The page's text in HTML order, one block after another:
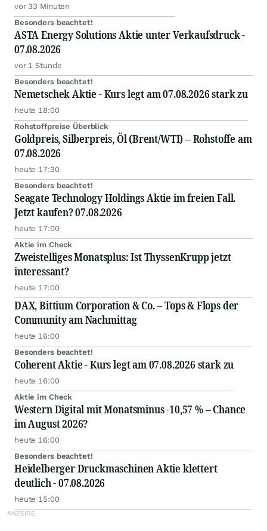
vor 33 Minuten
Besonders beachtet!
ASTA Energy Solutions Aktie unter Verkaufsdruck -
07.08.2026
vor 1 Stunde
Besonders beachtet!
Nemetschek Aktie - Kurs legt am 07.08.2026 stark zu
heute 18:00
Rohstoffpreise Überblick
Goldpreis, Silberpreis, Öl (Brent/WTI) – Rohstoffe am
07.08.2026
heute 17:30
Besonders beachtet!
Seagate Technology Holdings Aktie im freien Fall.
Jetzt kaufen? 07.08.2026
heute 17:00
Aktie im Check
Zweistelliges Monatsplus: Ist ThyssenKrupp jetzt
interessant?
heute 17:00
DAX, Bittium Corporation & Co. – Tops & Flops der
Community am Nachmittag
heute 16:00
Besonders beachtet!
Coherent Aktie - Kurs legt am 07.08.2026 stark zu
heute 16:00
Aktie im Check
Western Digital mit Monatsminus -10,57 % – Chance
im August 2026?
heute 16:00
Besonders beachtet!
Heidelberger Druckmaschinen Aktie klettert
deutlich - 07.08.2026
heute 15:00